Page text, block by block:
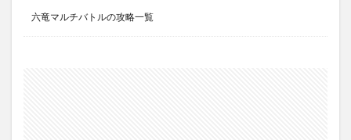
六竜マルチバトルの攻略一覧